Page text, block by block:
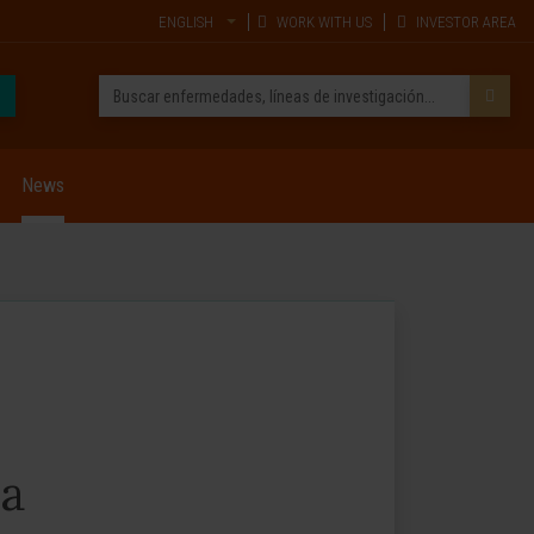
ENGLISH WORK WITH US INVESTOR AREA
News